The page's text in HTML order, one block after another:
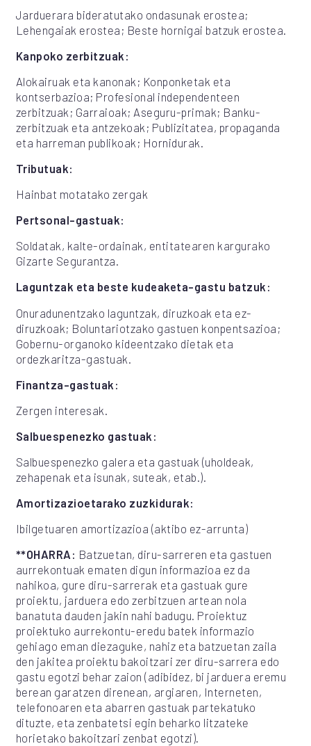
Jarduerara bideratutako ondasunak erostea;
Lehengaiak erostea; Beste hornigai batzuk erostea.
Kanpoko zerbitzuak:
Alokairuak eta kanonak; Konponketak eta
kontserbazioa; Profesional independenteen
zerbitzuak; Garraioak; Aseguru-primak; Banku-
zerbitzuak eta antzekoak; Publizitatea, propaganda
eta harreman publikoak; Hornidurak.
Tributuak:
Hainbat motatako zergak
Pertsonal-gastuak:
Soldatak, kalte-ordainak, entitatearen kargurako
Gizarte Segurantza.
Laguntzak eta beste kudeaketa-gastu batzuk:
Onuradunentzako laguntzak, diruzkoak eta ez-
diruzkoak; Boluntariotzako gastuen konpentsazioa;
Gobernu-organoko kideentzako dietak eta
ordezkaritza-gastuak.
Finantza-gastuak:
Zergen interesak.
Salbuespenezko gastuak:
Salbuespenezko galera eta gastuak (uholdeak,
zehapenak eta isunak, suteak, etab.).
Amortizazioetarako zuzkidurak:
Ibilgetuaren amortizazioa (aktibo ez-arrunta)
**OHARRA: Batzuetan, diru-sarreren eta gastuen
aurrekontuak ematen digun informazioa ez da
nahikoa, gure diru-sarrerak eta gastuak gure
proiektu, jarduera edo zerbitzuen artean nola
banatuta dauden jakin nahi badugu. Proiektuz
proiektuko aurrekontu-eredu batek informazio
gehiago eman diezaguke, nahiz eta batzuetan zaila
den jakitea proiektu bakoitzari zer diru-sarrera edo
gastu egotzi behar zaion (adibidez, bi jarduera eremu
berean garatzen direnean, argiaren, Interneten,
telefonoaren eta abarren gastuak partekatuko
dituzte, eta zenbatetsi egin beharko litzateke
horietako bakoitzari zenbat egotzi).